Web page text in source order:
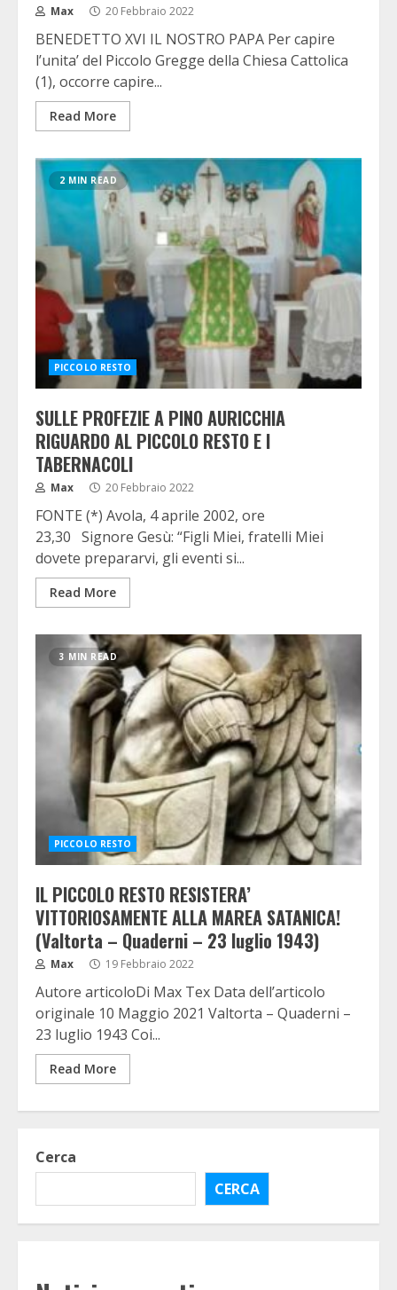
Max 20 Febbraio 2022
BENEDETTO XVI IL NOSTRO PAPA Per capire
l’unita’ del Piccolo Gregge della Chiesa Cattolica
(1), occorre capire...
Read More
2 MIN READ
PICCOLO RESTO
SULLE PROFEZIE A PINO AURICCHIA
RIGUARDO AL PICCOLO RESTO E I
TABERNACOLI
Max 20 Febbraio 2022
FONTE (*) Avola, 4 aprile 2002, ore
23,30 Signore Gesù: “Figli Miei, fratelli Miei
dovete prepararvi, gli eventi si...
Read More
3 MIN READ
PICCOLO RESTO
IL PICCOLO RESTO RESISTERA’
VITTORIOSAMENTE ALLA MAREA SATANICA!
(Valtorta – Quaderni – 23 luglio 1943)
Max 19 Febbraio 2022
Autore articoloDi Max Tex Data dell’articolo
originale 10 Maggio 2021 Valtorta – Quaderni –
23 luglio 1943 Coi...
Read More
Cerca
CERCA